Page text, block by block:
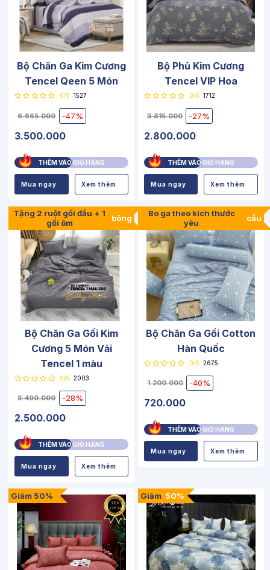
Bộ Chăn Ga Kim Cương
Tencel Qeen 5 Món
0/5 1527
6.665.000 -47%
3.500.000
THÊM VÀO GIỎ HÀNG
Mua ngay Xem thêm
Bộ Phủ Kim Cương
Tencel VIP Hoa
0/5 1712
3.815.000 -27%
2.800.000
THÊM VÀO GIỎ HÀNG
Mua ngay Xem thêm
Tặng 2 ruột gối đầu + 1
gối ôm
bông
Bộ Chăn Ga Gối Kim
Cương 5 Món Vải
Tencel 1 màu
0/5 2003
3.490.000 -28%
2.500.000
THÊM VÀO GIỎ HÀNG
Mua ngay Xem thêm
Bo ga theo kích thước
yêu
cầu
Bộ Chăn Ga Gối Cotton
Hàn Quốc
0/5 2675
1.200.000 -40%
720.000
THÊM VÀO GIỎ HÀNG
Mua ngay Xem thêm
Giảm 50% Giảm 50%